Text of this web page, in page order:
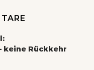
keine Rückkehr